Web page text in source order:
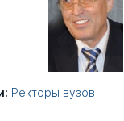
Ректоры вузов